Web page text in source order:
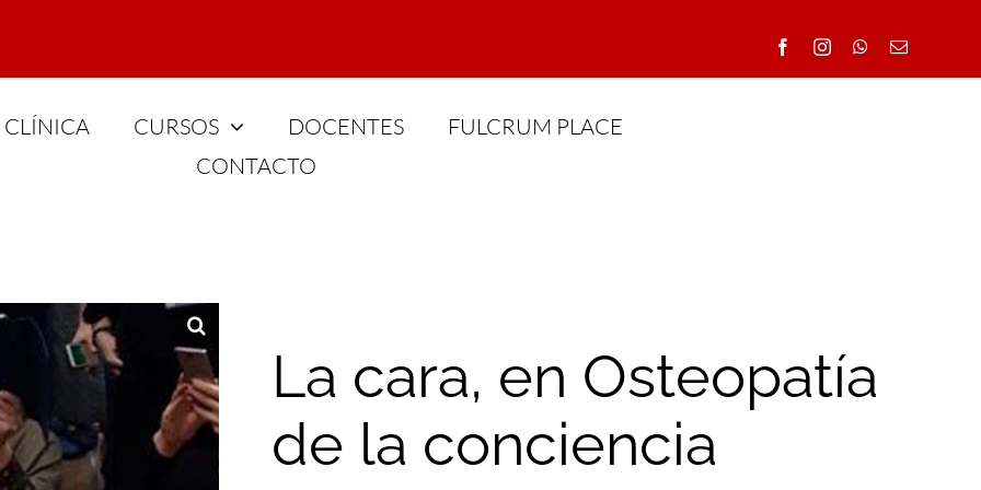
CLÍNICA CURSOS DOCENTES
FULCRUM PLACE
CONTACTO
La cara, en Osteopatía
de la conciencia